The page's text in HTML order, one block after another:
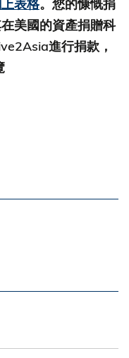
表格。您的慷慨捐
美國的資產捐贈科
進行捐款，